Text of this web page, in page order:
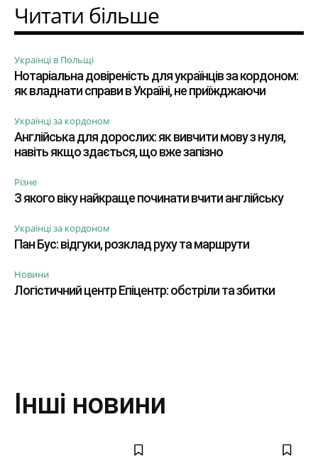
Читати більше
Українці в Польщі
Нотаріальна довіреність для українців за кордоном:
як владнати справи в Україні, не приїжджаючи
Українці за кордоном
Англійська для дорослих: як вивчити мову з нуля,
навіть якщо здається, що вже запізно
Різне
З якого віку найкраще починати вчити англійську
Українці за кордоном
Пан Бус: відгуки, розклад руху та маршрути
Новини
Логістичний центр Епіцентр: обстріли та збитки
Інші новини